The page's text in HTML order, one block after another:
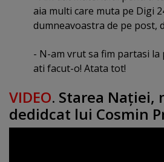
aia multi care muta pe Digi
dumneavoastra de pe post,
- N-am vrut sa fim partasi la
ati facut-o! Atata tot!
VIDEO. Starea Naţiei,
dedidcat lui Cosmin